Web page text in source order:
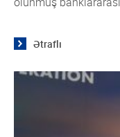
ƏtraflıQrupun üzvləri
Ümumi
Qrupun
ESİ və Dayanıqlı
Data və Süni